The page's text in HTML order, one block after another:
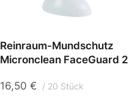
Reinraum-Mundschutz
Micronclean FaceGuard 2
16,50 € 20 Stück